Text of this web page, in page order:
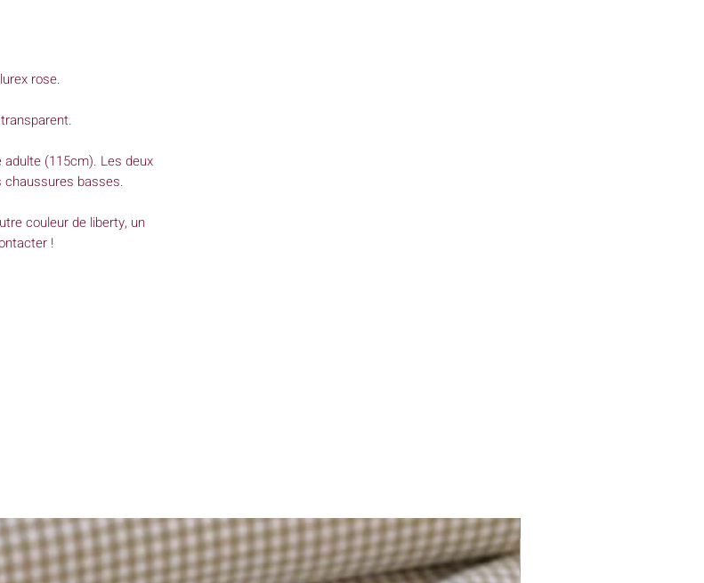
rose.
(115cm). Les deux
chaussures basses.
couleur de liberty, un
!